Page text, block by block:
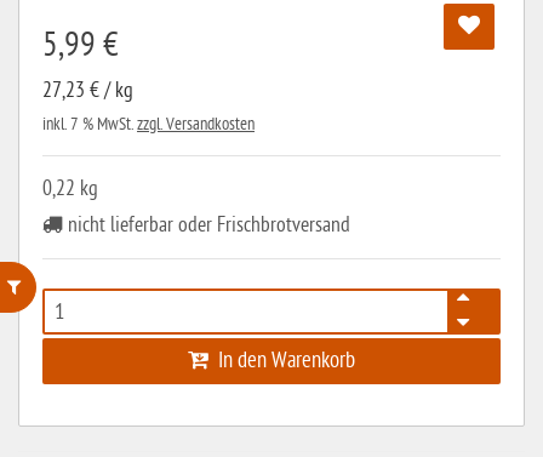
ohne Weizenstärke
laktosefrei
ohne Hefe
5,99 €
27,23 € / kg
inkl. 7 % MwSt.zzgl. Versandkosten
0,22 kg
nicht lieferbar oder Frischbrotversand
In den Warenkorb